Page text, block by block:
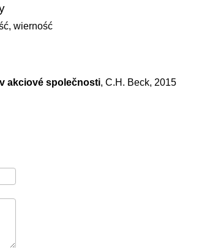
wierność
akciové společnosti, C.H. Beck, 2015